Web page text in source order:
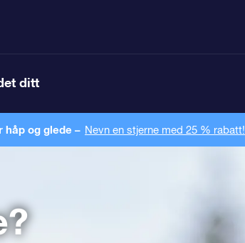
ditt
håp og glede – Nevn en stjerne med 25 % rabatt!